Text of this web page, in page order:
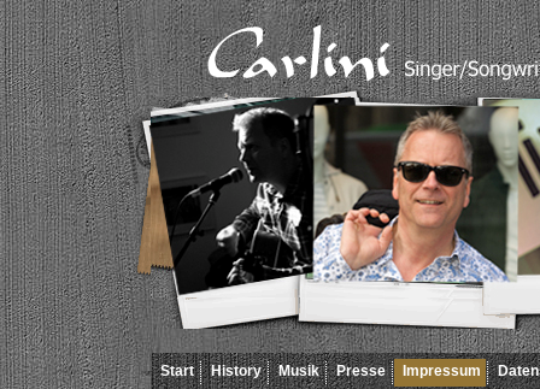
Start History Musik Presse Impressum